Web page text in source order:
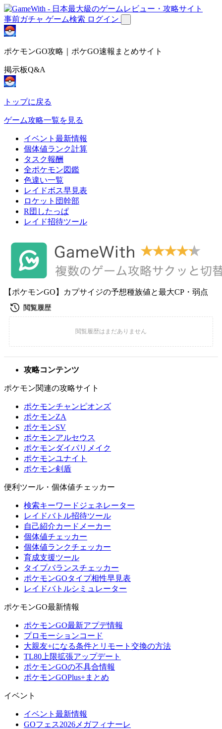
事前ガチャ ゲーム検索 ログイン
ポケモンGO攻略｜ポケGO速報まとめサイト
掲示板Q&A
トップに戻る
ゲーム攻略一覧を見る
イベント最新情報
個体値ランク計算
タスク報酬
全ポケモン図鑑
色違い一覧
レイドボス早見表
ロケット団幹部
R団したっぱ
レイド招待ツール
【ポケモンGO】カプサイジの予想種族値と最大CP・弱点
攻略コンテンツ
ポケモン関連の攻略サイト
ポケモンチャンピオンズ
ポケモンZA
ポケモンSV
ポケモンアルセウス
ポケモンダイパリメイク
ポケモンユナイト
ポケモン剣盾
便利ツール・個体値チェッカー
検索キーワードジェネレーター
レイドバトル招待ツール
自己紹介カードメーカー
個体値チェッカー
個体値ランクチェッカー
育成支援ツール
タイプバランスチェッカー
ポケモンGOタイプ相性早見表
レイドバトルシミュレーター
ポケモンGO最新情報
ポケモンGO最新アプデ情報
プロモーションコード
大親友+になる条件とリモート交換の方法
TL80上限拡張アップデート
ポケモンGOの不具合情報
ポケモンGOPlus+まとめ
イベント
イベント最新情報
GOフェス2026メガフィナーレ